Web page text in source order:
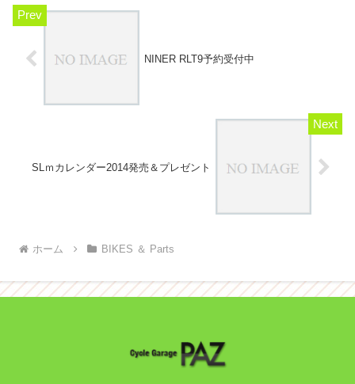
NINER RLT9予約受付中
SLｍカレンダー2014発売＆プレゼント
ホーム BIKES ＆ Parts